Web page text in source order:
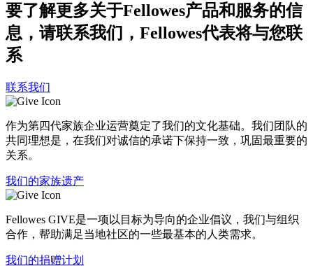
要了解更多关于Fellowes产品和服务的信
息，请联系我们，Fellowes代表将与您联
系
联系我们
作为第四代家族企业运营奠定了我们的文化基础。我们团队的
共同理想是，在我们对诚信的承诺下保持一致，巩固最重要的
关系。
我们的家族遗产
Fellowes GIVE是一项以目标为导向的企业倡议，我们与组织
合作，帮助满足当地社区的一些最基本的人类需求。
我们的捐赠计划